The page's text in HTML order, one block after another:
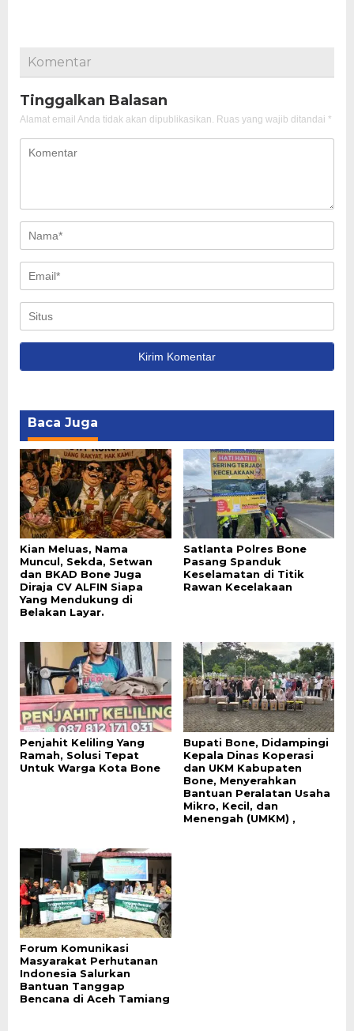
Komentar
Tinggalkan Balasan
Alamat email Anda tidak akan dipublikasikan. Ruas yang wajib ditandai *
Baca Juga
Kian Meluas, Nama
Muncul, Sekda, Setwan
dan BKAD Bone Juga
Diraja CV ALFIN Siapa
Yang Mendukung di
Belakan Layar.
Satlanta Polres Bone
Pasang Spanduk
Keselamatan di Titik
Rawan Kecelakaan
Penjahit Keliling Yang
Ramah, Solusi Tepat
Untuk Warga Kota Bone
Bupati Bone, Didampingi
Kepala Dinas Koperasi
dan UKM Kabupaten
Bone, Menyerahkan
Bantuan Peralatan Usaha
Mikro, Kecil, dan
Menengah (UMKM) ,
Forum Komunikasi
Masyarakat Perhutanan
Indonesia Salurkan
Bantuan Tanggap
Bencana di Aceh Tamiang